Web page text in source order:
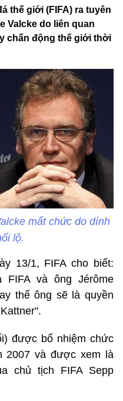
thế giới (FIFA) ra tuyên
Valcke do liên quan
chấn động thế giới thời
mất chức do dính
lộ.
13/1, FIFA cho biết:
và ông Jérôme
thế ông sẽ là quyền
được bổ nhiệm chức
2007 và được xem là
chủ tịch FIFA Sepp